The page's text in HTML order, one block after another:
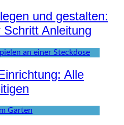
und gestalten:
Anleitung
Alle